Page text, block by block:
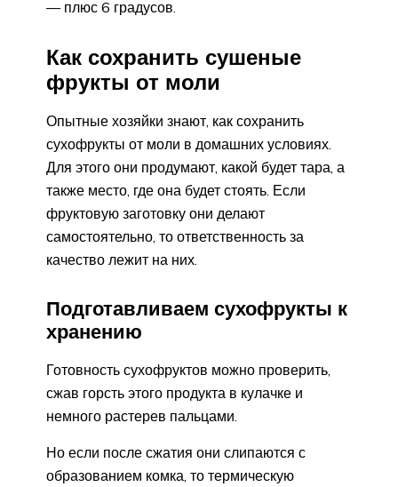
— плюс 6 градусов.
Как сохранить сушеные
фрукты от моли
Опытные хозяйки знают, как сохранить
сухофрукты от моли в домашних условиях.
Для этого они продумают, какой будет тара, а
также место, где она будет стоять. Если
фруктовую заготовку они делают
самостоятельно, то ответственность за
качество лежит на них.
Подготавливаем сухофрукты к
хранению
Готовность сухофруктов можно проверить,
сжав горсть этого продукта в кулачке и
немного растерев пальцами.
Но если после сжатия они слипаются с
образованием комка, то термическую